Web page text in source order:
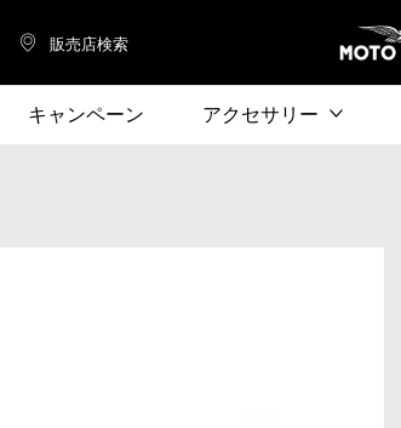
販売店検索
販売店検索
キャンペーン アクセサリー